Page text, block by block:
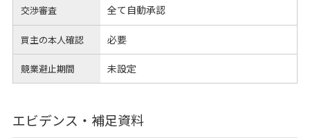
交渉審査 全て自動承認
買主の本人確認 必要
競業避止期間 未設定
エビデンス・補足資料